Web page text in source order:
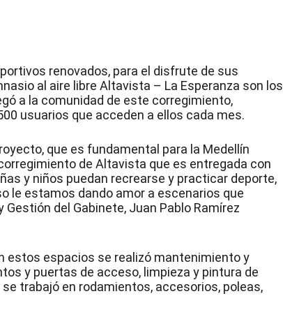
renovados, para el disfrute de sus
al aire libre Altavista – La Esperanza son los
a la comunidad de este corregimiento,
usuarios que acceden a ellos cada mes.
que es fundamental para la Medellín
de Altavista que es entregada con
y niños puedan recrearse y practicar deporte,
le estamos dando amor a escenarios que
del Gabinete, Juan Pablo Ramírez
estos espacios se realizó mantenimiento y
y puertas de acceso, limpieza y pintura de
trabajó en rodamientos, accesorios, poleas,